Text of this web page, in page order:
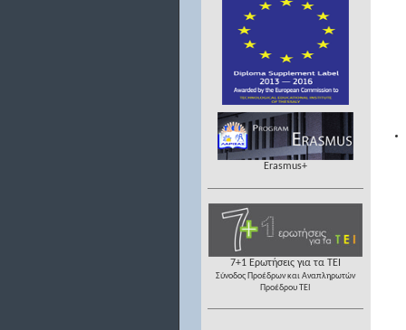
Erasmus+
7+1 Ερωτήσεις για τα ΤΕΙ
Σύνοδος Προέδρων και Αναπληρωτών
Προέδρου ΤΕΙ